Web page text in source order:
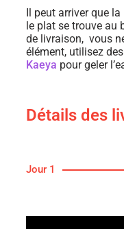
Il peut arriver que
le plat se trouve au
de livraison, vous
élément, utilisez
Kaeya pour geler
Détails des
Jour 1